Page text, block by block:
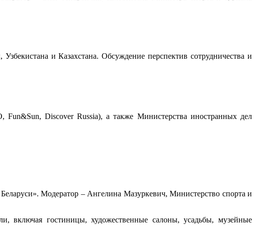
и Казахстана. Обсуждение перспектив сотрудничества и
Fun&Sun, Discover Russia), а также Министерства иностранных дел
Модератор – Ангелина Мазуркевич, Министерство спорта и
включая гостиницы, художественные салоны, усадьбы, музейные